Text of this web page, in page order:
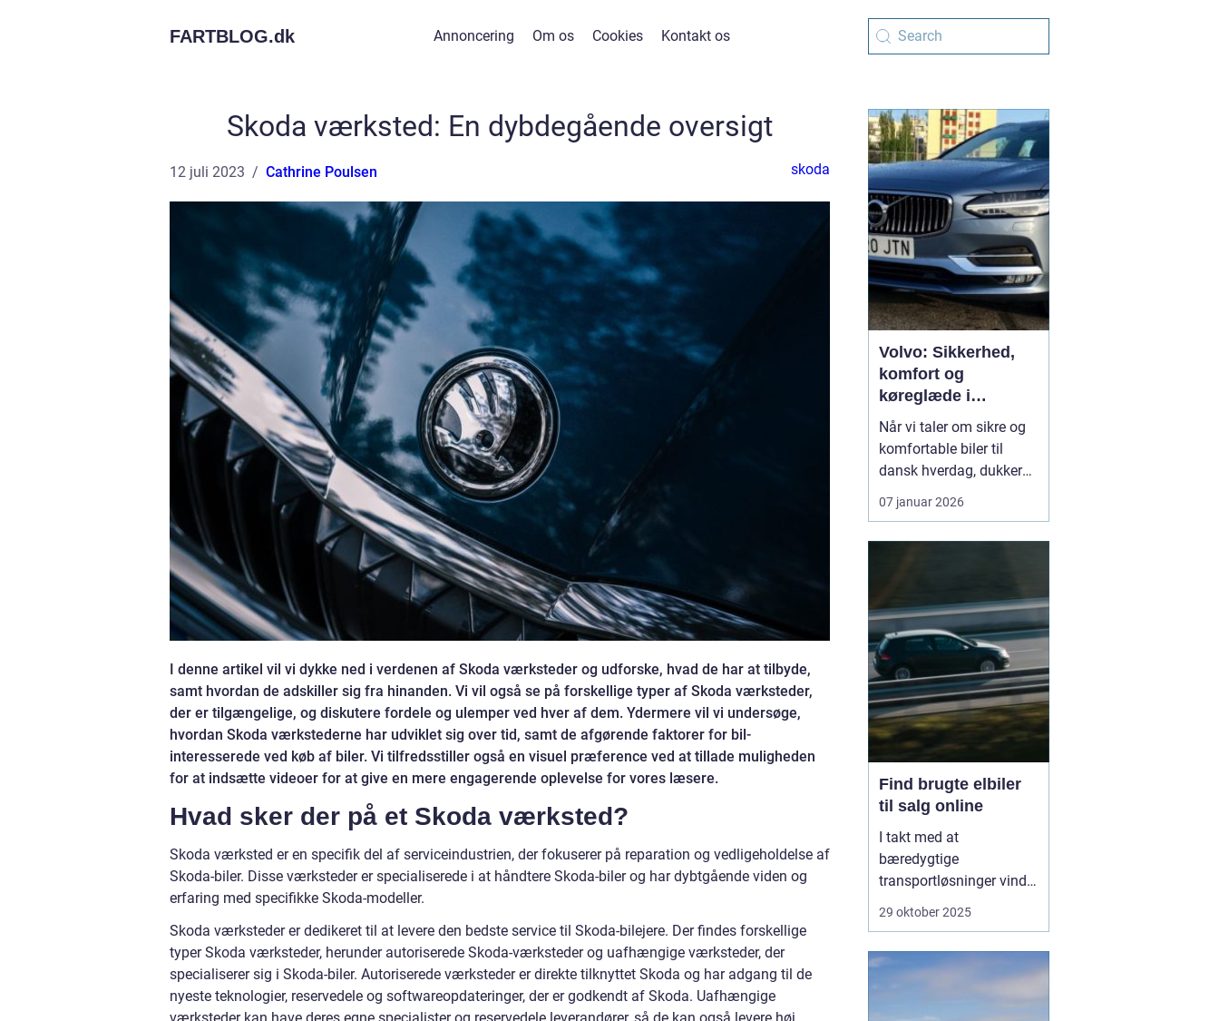
FARTBLOG.dk Annoncering Om os Cookies Kontakt os
Skoda værksted: En dybdegående oversigt
12 juli 2023 Cathrine Poulsen skoda
I denne artikel vil vi dykke ned i verdenen af Skoda værksteder og udforske, hvad de har at tilbyde,
samt hvordan de adskiller sig fra hinanden. Vi vil også se på forskellige typer af Skoda værksteder,
der er tilgængelige, og diskutere fordele og ulemper ved hver af dem. Ydermere vil vi undersøge,
hvordan Skoda værkstederne har udviklet sig over tid, samt de afgørende faktorer for bil-
interesserede ved køb af biler. Vi tilfredsstiller også en visuel præference ved at tillade muligheden
for at indsætte videoer for at give en mere engagerende oplevelse for vores læsere.
Hvad sker der på et Skoda værksted?
Skoda værksted er en specifik del af serviceindustrien, der fokuserer på reparation og vedligeholdelse af
Skoda-biler. Disse værksteder er specialiserede i at håndtere Skoda-biler og har dybtgående viden og
erfaring med specifikke Skoda-modeller.
Skoda værksteder er dedikeret til at levere den bedste service til Skoda-bilejere. Der findes forskellige
typer Skoda værksteder, herunder autoriserede Skoda-værksteder og uafhængige værksteder, der
specialiserer sig i Skoda-biler. Autoriserede værksteder er direkte tilknyttet Skoda og har adgang til de
nyeste teknologier, reservedele og softwareopdateringer, der er godkendt af Skoda. Uafhængige
Volvo: Sikkerhed,
komfort og
køreglæde i
hverdagen
Når vi taler om sikre og
komfortable biler til
dansk hverdag, dukker
Volvo næsten altid op.
Bilmærket har i årtier
holdbarhed. I dag er
fokus udvide...
07 januar 2026
Find brugte elbiler
til salg online
I takt med at
bæredygtige
transportløsninger vinder
frem, ser flere og flere
alternativ til
Elbilerne tilbyder ikke
29 oktober 2025